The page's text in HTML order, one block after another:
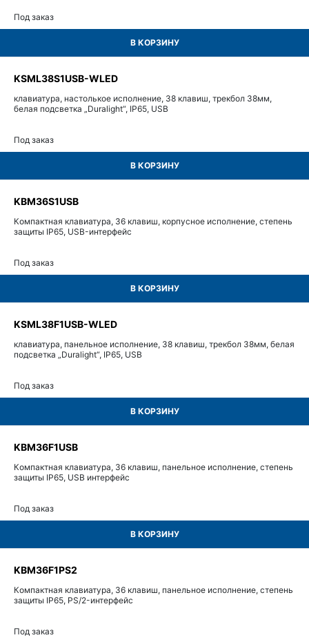
Под заказ
В КОРЗИНУ
KSML38S1USB-WLED
клавиатура, настолькое исполнение, 38 клавиш, трекбол 38мм,
белая подсветка „Duralight“, IP65, USB
Под заказ
В КОРЗИНУ
KBM36S1USB
Компактная клавиатура, 36 клавиш, корпусное исполнение, степень
защиты IP65, USB-интерфейс
Под заказ
В КОРЗИНУ
KSML38F1USB-WLED
клавиатура, панельное исполнение, 38 клавиш, трекбол 38мм, белая
подсветка „Duralight“, IP65, USB
Под заказ
В КОРЗИНУ
KBM36F1USB
Компактная клавиатура, 36 клавиш, панельное исполнение, степень
защиты IP65, USB интерфейс
Под заказ
В КОРЗИНУ
KBM36F1PS2
Компактная клавиатура, 36 клавиш, панельное исполнение, степень
защиты IP65, PS/2-интерфейс
Под заказ